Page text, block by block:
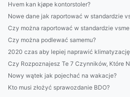
Hvem kan kjøpe kontorstoler?
Nowe dane jak raportować w standardzie
Czy można raportować w standardzie
Czy można podlewać samemu?
2020 czas aby lepiej naprawić klimatyzację
Czy Rozpoznajesz Te 7 Czynników, Które
Nowy wątek jak pojechać na wakacje?
Kto musi złożyć sprawozdanie BDO?